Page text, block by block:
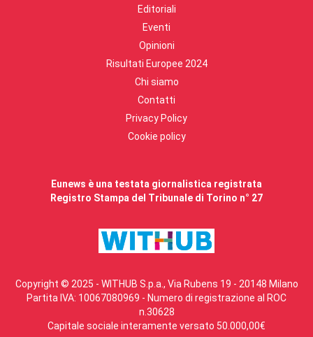
Editoriali
Eventi
Opinioni
Risultati Europee 2024
Chi siamo
Contatti
Privacy Policy
Cookie policy
Eunews è una testata giornalistica registrata
Registro Stampa del Tribunale di Torino n° 27
Copyright © 2025 - WITHUB S.p.a., Via Rubens 19 - 20148 Milano
Partita IVA: 10067080969 - Numero di registrazione al ROC
n.30628
Capitale sociale interamente versato 50.000,00€